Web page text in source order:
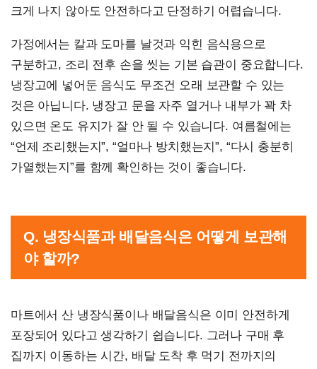
크게 나지 않아도 안전하다고 단정하기 어렵습니다.
가정에서는 칼과 도마를 날것과 익힌 음식용으로
구분하고, 조리 전후 손을 씻는 기본 습관이 중요합니다.
냉장고에 넣어둔 음식도 무조건 오래 보관할 수 있는
것은 아닙니다. 냉장고 문을 자주 열거나 내부가 꽉 차
있으면 온도 유지가 잘 안 될 수 있습니다. 여름철에는
“언제 조리했는지”, “얼마나 방치했는지”, “다시 충분히
가열했는지”를 함께 확인하는 것이 좋습니다.
Q. 냉장식품과 배달음식은 어떻게 보관해
야 할까?
마트에서 산 냉장식품이나 배달음식은 이미 안전하게
포장되어 있다고 생각하기 쉽습니다. 그러나 구매 후
집까지 이동하는 시간, 배달 도착 후 먹기 전까지의